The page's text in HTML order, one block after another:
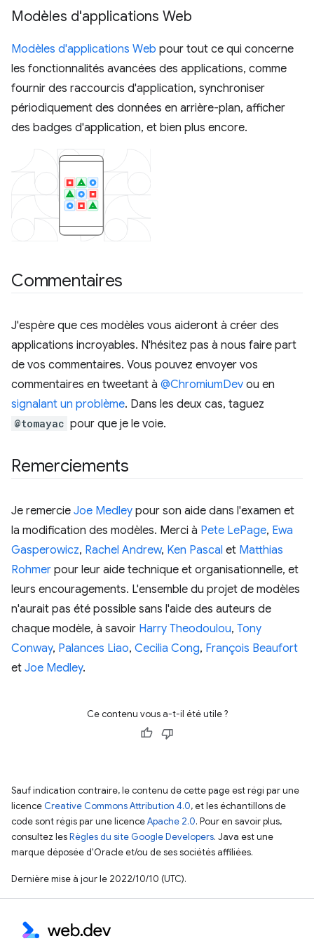
Modèles d'applications Web
Modèles d'applications Web pour tout ce qui concerne
les fonctionnalités avancées des applications, comme
fournir des raccourcis d'application, synchroniser
périodiquement des données en arrière-plan, afficher
des badges d'application, et bien plus encore.
Commentaires
J'espère que ces modèles vous aideront à créer des
applications incroyables. N'hésitez pas à nous faire part
de vos commentaires. Vous pouvez envoyer vos
commentaires en tweetant à @ChromiumDev ou en
signalant un problème. Dans les deux cas, taguez
@tomayac pour que je le voie.
Remerciements
Je remercie Joe Medley pour son aide dans l'examen et
la modification des modèles. Merci à Pete LePage, Ewa
Gasperowicz, Rachel Andrew, Ken Pascal et Matthias
Rohmer pour leur aide technique et organisationnelle, et
leurs encouragements. L'ensemble du projet de modèles
n'aurait pas été possible sans l'aide des auteurs de
chaque modèle, à savoir Harry Theodoulou, Tony
Conway, Palances Liao, Cecilia Cong, François Beaufort
et Joe Medley.
Ce contenu vous a-t-il été utile ?
Sauf indication contraire, le contenu de cette page est régi par une
licence Creative Commons Attribution 4.0, et les échantillons de
code sont régis par une licenceApache 2.0. Pour en savoir plus,
consultez lesRègles du site Google Developers. Java est une
marque déposée d'Oracle et/ou de ses sociétés affiliées.
Dernière mise à jour le 2022/10/10 (UTC).